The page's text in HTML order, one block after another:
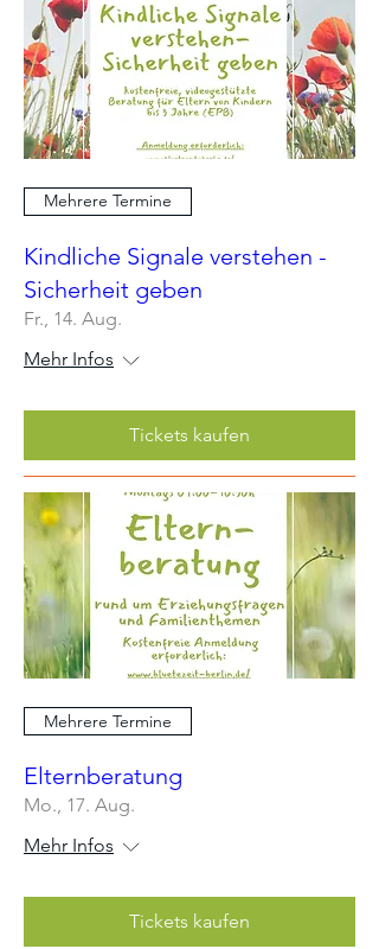
Mehrere Termine
Kindliche Signale verstehen -
Sicherheit geben
Fr., 14. Aug.
Mehr Infos
Tickets kaufen
Mehrere Termine
Elternberatung
Mo., 17. Aug.
Mehr Infos
Tickets kaufen